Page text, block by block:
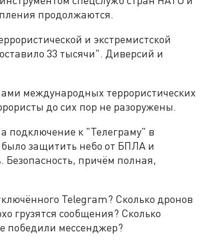
продолжаются.
и экстремистской
33 тысячи". Диверсий и
международных террористических
до сих пор не разоружены.
подключение к "Телеграму" в
защитить небо от БПЛА и
Безопасность, причём полная,
Telegram? Сколько дронов
грузятся сообщения? Сколько
победили мессенджер?